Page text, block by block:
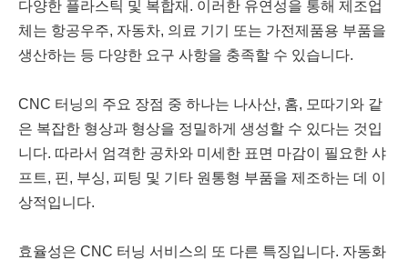
다양한 플라스틱 및 복합재. 이러한 유연성을 통해 제조업
체는 항공우주, 자동차, 의료 기기 또는 가전제품용 부품을
생산하는 등 다양한 요구 사항을 충족할 수 있습니다.
CNC 터닝의 주요 장점 중 하나는 나사산, 홈, 모따기와 같
은 복잡한 형상과 형상을 정밀하게 생성할 수 있다는 것입
니다. 따라서 엄격한 공차와 미세한 표면 마감이 필요한 샤
프트, 핀, 부싱, 피팅 및 기타 원통형 부품을 제조하는 데 이
상적입니다.
효율성은 CNC 터닝 서비스의 또 다른 특징입니다. 자동화